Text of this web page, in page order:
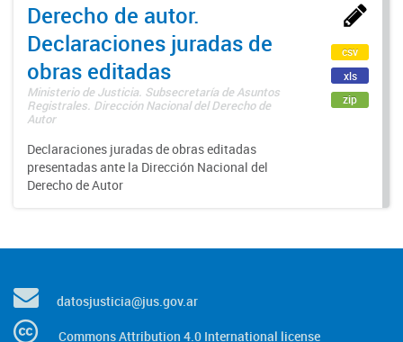
Derecho de autor.
Declaraciones juradas de
obras editadas
Ministerio de Justicia. Subsecretaría de Asuntos
Registrales. Dirección Nacional del Derecho de
Autor
Declaraciones juradas de obras editadas
presentadas ante la Dirección Nacional del
Derecho de Autor
csv
xls
zip
datosjusticia@jus.gov.ar
Commons Attribution 4.0 International license